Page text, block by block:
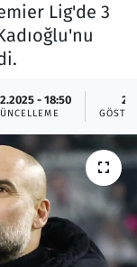
Lig'de 3
- 18:50 2